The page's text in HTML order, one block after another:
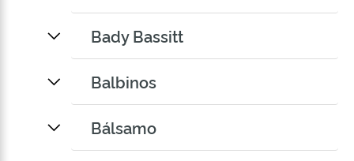
Bady Bassitt
Balbinos
Bálsamo